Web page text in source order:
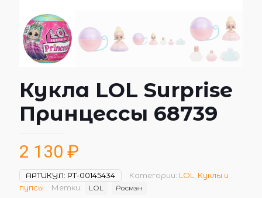
Кукла LOL Surprise
Принцессы 68739
2 130 ₽
АРТИКУЛ: РТ-00145434 Категории: LOL
Куклы и
пупсы
Метки: LOL Росмэн